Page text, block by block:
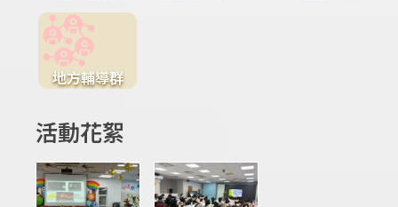
地方輔導群
活動花絮